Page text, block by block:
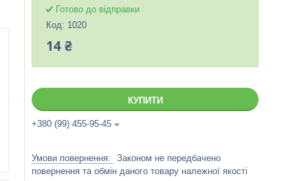
Готово до відправки
Код: 1020
14 ₴
КУПИТИ
+380 (99) 455-95-45
Законом не передбачено
повернення та обмін даного товару належної якості